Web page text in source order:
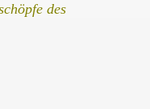
des